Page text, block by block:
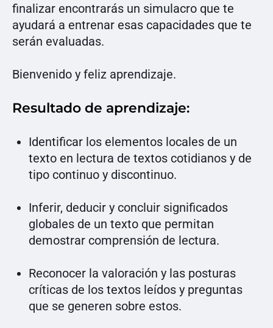
finalizar encontrarás un simulacro que te
ayudará a entrenar esas capacidades que te
serán evaluadas.
Bienvenido y feliz aprendizaje.
Resultado de aprendizaje:
Identificar los elementos locales de un
texto en lectura de textos cotidianos y de
tipo continuo y discontinuo.
Inferir, deducir y concluir significados
globales de un texto que permitan
demostrar comprensión de lectura.
Reconocer la valoración y las posturas
críticas de los textos leídos y preguntas
que se generen sobre estos.